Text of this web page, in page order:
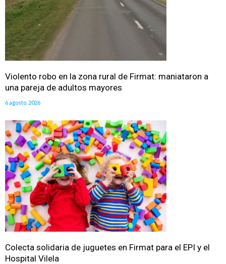
Violento robo en la zona rural de Firmat: maniataron a
una pareja de adultos mayores
6 agosto, 2026
Colecta solidaria de juguetes en Firmat para el EPI y el
Hospital Vilela